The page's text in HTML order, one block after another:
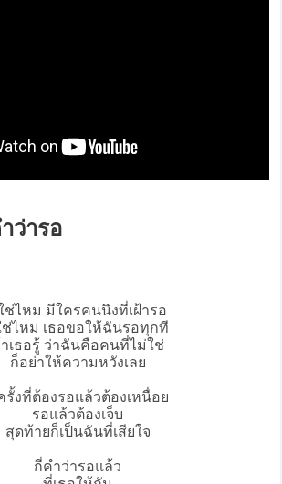
ว่ารอ
ช่ไหม มีใครคนนึงที่เฝ้ารอ
ช่ไหม เธอขอให้ฉันรอทุกที
เธอรู้ ว่าฉันคือคนที่ไม่ใช่
ก็อย่าให้ความหวังเลย
รั้งที่ต้องรอแล้วต้องเหนื่อย
รอแล้วต้องเจ็บ
สุดท้ายก็เป็นฉันที่เสียใจ
กี่คำว่ารอแล้ว